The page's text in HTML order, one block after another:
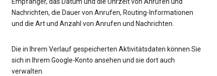
Empfänger, das Datum und die Uhrzeit von Anrufen und
Nachrichten, die Dauer von Anrufen, Routing-Informationen
und die Art und Anzahl von Anrufen und Nachrichten.
Die in Ihrem Verlauf gespeicherten Aktivitätsdaten können Sie
sich in Ihrem Google-Konto ansehen und sie dort auch
verwalten.